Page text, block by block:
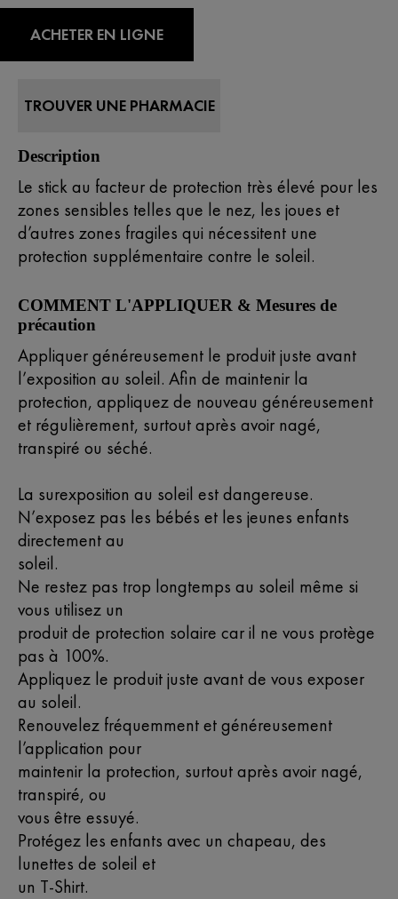
ACHETER EN LIGNE
TROUVER UNE PHARMACIE
Description
Le stick au facteur de protection très élevé pour les
zones sensibles telles que le nez, les joues et
d’autres zones fragiles qui nécessitent une
protection supplémentaire contre le soleil.​
COMMENT L'APPLIQUER & Mesures de
précaution
Appliquer généreusement le produit juste avant
l’exposition au soleil. Afin de maintenir la
protection, appliquez de nouveau généreusement
et régulièrement, surtout après avoir nagé,
transpiré ou séché.
La surexposition au soleil est dangereuse.
N’exposez pas les bébés et les jeunes enfants
directement au
soleil.
Ne restez pas trop longtemps au soleil même si
vous utilisez un
produit de protection solaire car il ne vous protège
pas à 100%.
Appliquez le produit juste avant de vous exposer
au soleil.
Renouvelez fréquemment et généreusement
l’application pour
maintenir la protection, surtout après avoir nagé,
transpiré, ou
vous être essuyé.
Protégez les enfants avec un chapeau, des
lunettes de soleil et
un T-Shirt.